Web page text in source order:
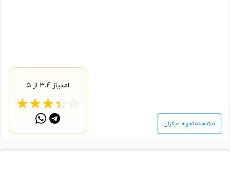
مشاهده تجربه دیگران
امتیاز ۳.۴ از ۵
☆
★☆
★☆
★☆
★☆
★